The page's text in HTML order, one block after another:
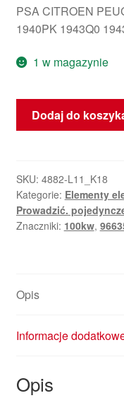
PSA CITROEN
1940PK 1943Q0
1 w magazynie
ilość
Moduł
DCM3.4
9663556280
9663548180
Dodaj do
SKU: 4882-L11_K18
Kategorie: Elementy
Prowadzić.
Znaczniki: 100kw,
Opis
Informacje
Opis